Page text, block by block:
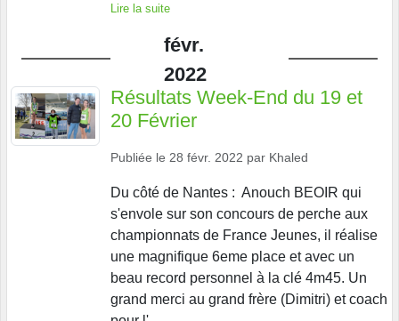
Lire la suite
févr.
2022
Résultats Week-End du 19 et
20 Février
Publiée le 28 févr. 2022 par Khaled
Du côté de Nantes : Anouch BEOIR qui
s'envole sur son concours de perche aux
championnats de France Jeunes, il réalise
une magnifique 6eme place et avec un
beau record personnel à la clé 4m45. Un
grand merci au grand frère (Dimitri) et coach